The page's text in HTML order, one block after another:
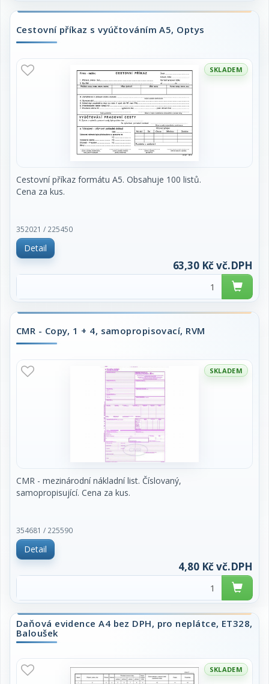
Cestovní příkaz s vyúčtováním A5, Optys
SKLADEM
Cestovní příkaz formátu A5. Obsahuje 100 listů.
Cena za kus.
352021 / 225450
Detail
63,30 Kč vč.DPH
CMR - Copy, 1 + 4, samopropisovací, RVM
SKLADEM
CMR - mezinárodní nákladní list. Číslovaný,
samopropisující. Cena za kus.
354681 / 225590
Detail
4,80 Kč vč.DPH
Daňová evidence A4 bez DPH, pro neplátce, ET328,
Baloušek
SKLADEM